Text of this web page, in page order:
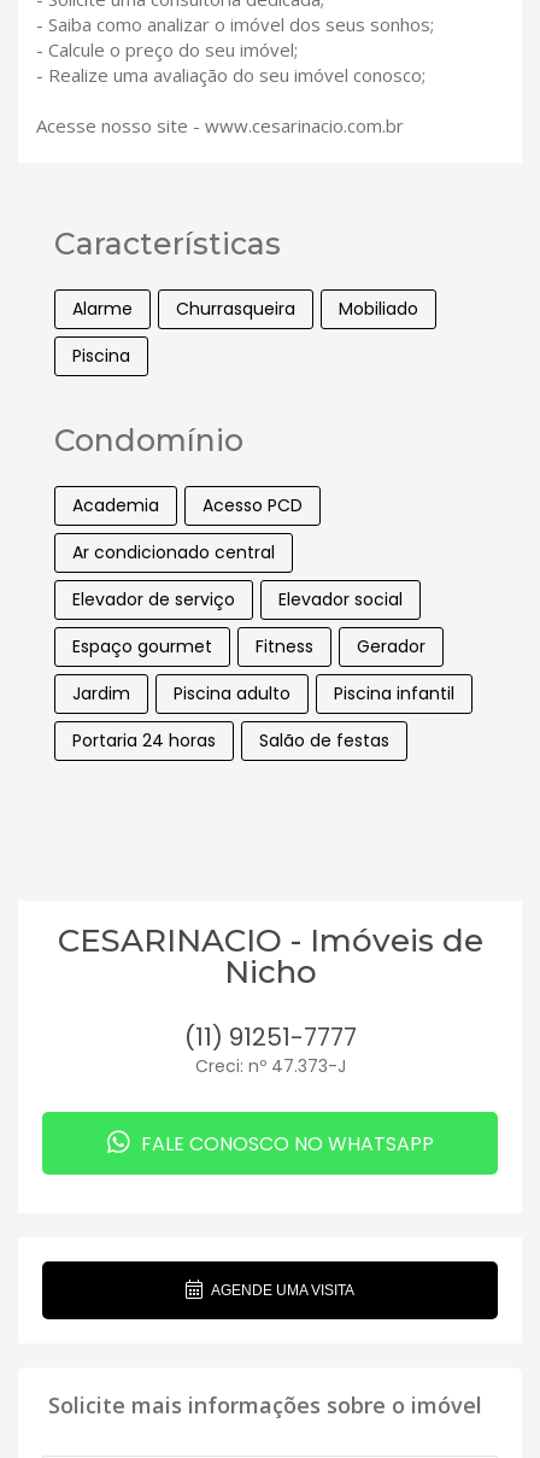
- Saiba como analizar o imóvel dos seus sonhos;
- Calcule o preço do seu imóvel;
- Realize uma avaliação do seu imóvel conosco;
Acesse nosso site - www.cesarinacio.com.br
Características
Alarme Churrasqueira
Mobiliado
Piscina
Condomínio
Academia
Acesso PCD
Ar condicionado central
Elevador de serviço
Elevador social
Espaço gourmet
Fitness
Gerador
Jardim
Piscina adulto
Piscina infantil
Portaria 24 horas
Salão de festas
CESARINACIO - Imóveis de
Nicho
(11) 91251-7777
Creci: nº 47.373-J
FALE CONOSCO NO WHATSAPP
AGENDE UMA VISITA
Solicite mais informações sobre o imóvel